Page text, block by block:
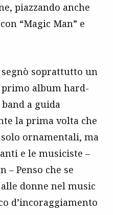
piazzando anche
“Magic Man” e
segnò soprattutto un
album hard-
a guida
la prima volta che
ornamentali, ma
e le musiciste –
– Penso che se
donne nel music
d’incoraggiamento